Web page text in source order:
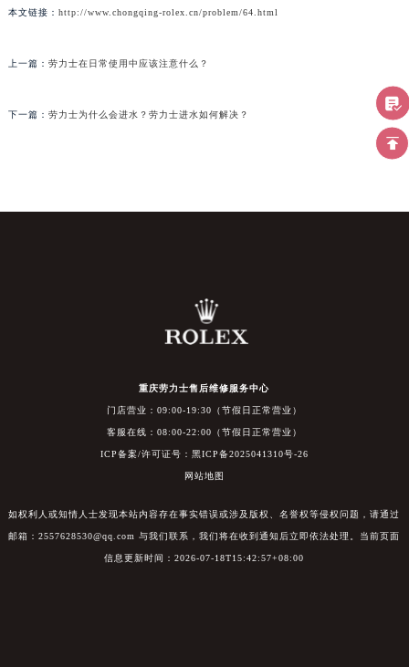
本文链接： http://www.chongqing-rolex.cn/problem/64.html
上一篇： 劳力士在日常使用中应该注意什么？
下一篇： 劳力士为什么会进水？劳力士进水如何解决？
重庆劳力士售后维修服务中心
门店营业：09:00-19:30（节假日正常营业）
客服在线：08:00-22:00（节假日正常营业）
ICP备案/许可证号：黑ICP备2025041310号-26
网站地图
如权利人或知情人士发现本站内容存在事实错误或涉及版权、名誉权等侵权问题，请通过
邮箱：2557628530@qq.com 与我们联系，我们将在收到通知后立即依法处理。当前页面
信息更新时间：2026-07-18T15:42:57+08:00